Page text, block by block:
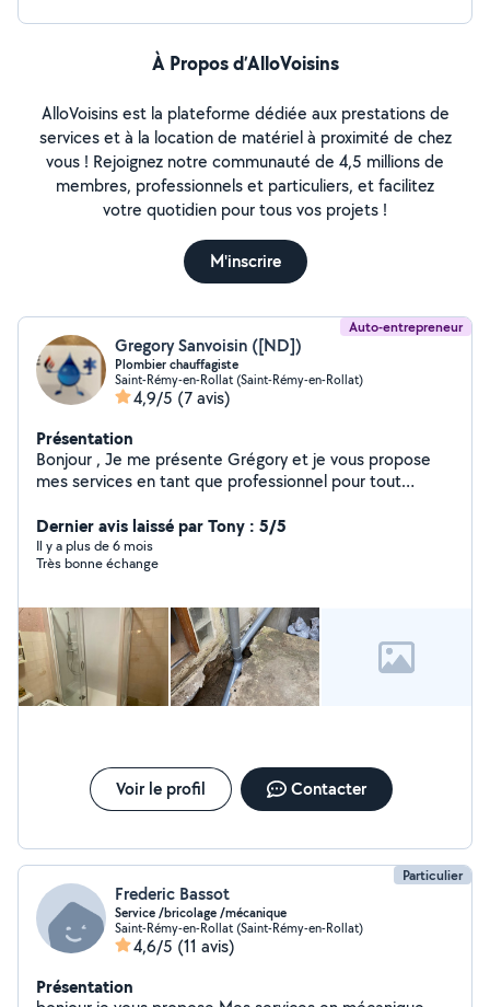
À Propos d’AlloVoisins
AlloVoisins est la plateforme dédiée aux prestations de
services et à la location de matériel à proximité de chez
vous ! Rejoignez notre communauté de 4,5 millions de
membres, professionnels et particuliers, et facilitez
votre quotidien pour tous vos projets !
M'inscrire
Auto-entrepreneur
Gregory Sanvoisin ([ND])
Plombier chauffagiste
Saint-Rémy-en-Rollat (Saint-Rémy-en-Rollat)
4,9/5 (7 avis)
Présentation
Bonjour , Je me présente Grégory et je vous propose
mes services en tant que professionnel pour tout
N'hésitez pas à me contacter en cas de besoin.
Dernier avis laissé par Tony : 5/5
Il y a plus de 6 mois
Très bonne échange
Voir le profil Contacter
Particulier
Frederic Bassot
Service /bricolage /mécanique
Saint-Rémy-en-Rollat (Saint-Rémy-en-Rollat)
4,6/5 (11 avis)
Présentation